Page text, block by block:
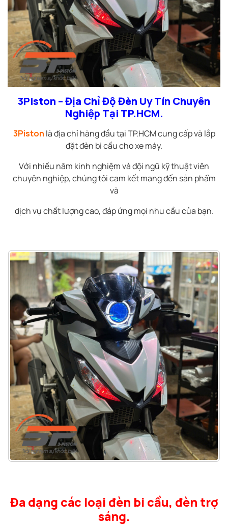
3Piston – Địa Chỉ Độ Đèn Uy Tín Chuyên
Nghiệp Tại TP.HCM.
3Piston là địa chỉ hàng đầu tại TP.HCM cung cấp và lắp
đặt đèn bi cầu cho xe máy.
Với nhiều năm kinh nghiệm và đội ngũ kỹ thuật viên
chuyên nghiệp, chúng tôi cam kết mang đến sản phẩm
và
dịch vụ chất lượng cao, đáp ứng mọi nhu cầu của bạn.
Đa dạng các loại đèn bi cầu, đèn trợ
sáng.